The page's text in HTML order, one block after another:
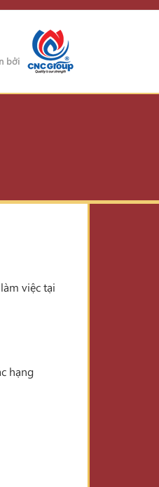
bởi
việc tại
hạng